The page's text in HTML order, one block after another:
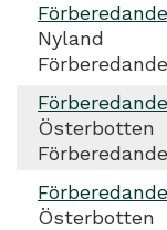
Nyland
Österbotten
Österbotten